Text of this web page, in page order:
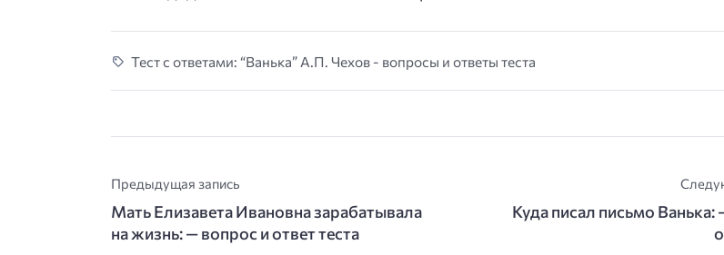
Тест с ответами: “Ванька” А.П. Чехов - вопросы и ответы теста
Предыдущая запись
Мать Елизавета Ивановна зарабатывала
на жизнь: — вопрос и ответ теста
Куда писал письмо Ванька: